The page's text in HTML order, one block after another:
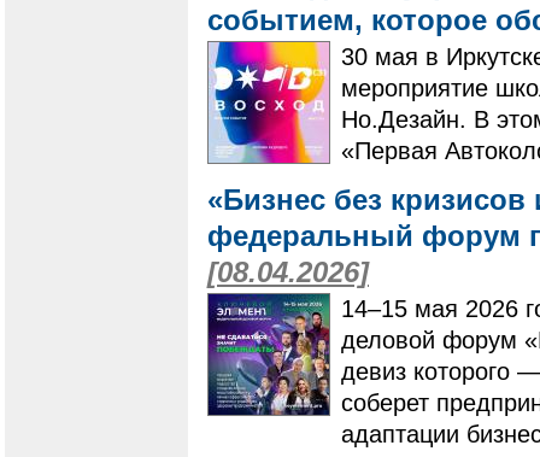
событием, которое
30 мая в
мероприятие
Но.Дезайн. В
«Первая
«Бизнес без
федеральный форум
[08.04.2026]
14–15 мая 2026
деловой форум
девиз которого
соберет
адаптации